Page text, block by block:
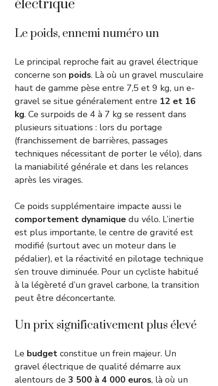
électrique
Le poids, ennemi numéro un
Le principal reproche fait au gravel électrique
concerne son poids. Là où un gravel musculaire
haut de gamme pèse entre 7,5 et 9 kg, un e-
gravel se situe généralement entre 12 et 16
kg. Ce surpoids de 4 à 7 kg se ressent dans
plusieurs situations : lors du portage
(franchissement de barrières, passages
techniques nécessitant de porter le vélo), dans
la maniabilité générale et dans les relances
après les virages.
Ce poids supplémentaire impacte aussi le
comportement dynamique du vélo. L’inertie
est plus importante, le centre de gravité est
modifié (surtout avec un moteur dans le
pédalier), et la réactivité en pilotage technique
s’en trouve diminuée. Pour un cycliste habitué
à la légèreté d’un gravel carbone, la transition
peut être déconcertante.
Un prix significativement plus élevé
Le budget constitue un frein majeur. Un
gravel électrique de qualité démarre aux
alentours de 3 500 à 4 000 euros, là où un